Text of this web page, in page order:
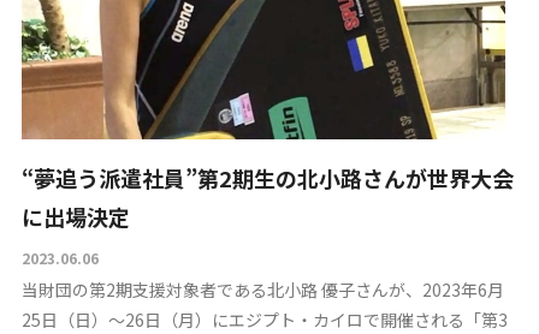
“夢追う派遣社員”第2期生の北小路さんが世界大会
に出場決定
2023.06.06
当財団の第2期支援対象者である北小路 優子さんが、2023年6月
25日（日）～26日（月）にエジプト・カイロで開催される「第3